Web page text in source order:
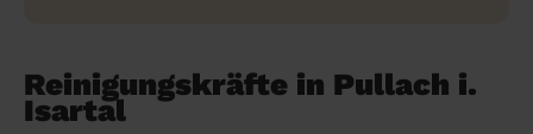
Reinigungskräfte in Pullach i.
Isartal